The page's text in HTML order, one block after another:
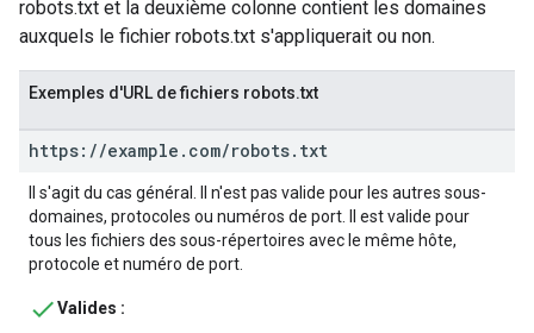
robots.txt et la deuxième colonne contient les domaines
auxquels le fichier robots.txt s'appliquerait ou non.
Exemples d'URL de fichiers robots.txt
https: //example . com/robots. txt
Il s'agit du cas général. Il n'est pas valide pour les autres sous-
domaines, protocoles ou numéros de port. Il est valide pour
tous les fichiers des sous-répertoires avec le même hôte,
protocole et numéro de port.
Valides :